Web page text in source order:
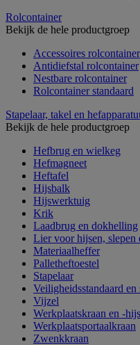
Rolcontainer
Bekijk de hele productgroep
Accessoires rolcontainer
Antidiefstal rolcontainer
Nestbare rolcontainer
Rolcontainer standaard
Stapelaar, takel en
Bekijk de hele productgroep
Hefbrug en wielkeg
Hefmagneet
Heftafel
Hijsbalk
Hijswerktuig
Krik
Laadbrug en dokhelling
Lier voor hijsen, slepen
Materiaalheffer
Palletheftoestel
Stapelaar
Veiligheidsstandaard en
Vijzel
Werkplaatskraan en -
Werkplaatsportaalkraan
Zwenkkraan